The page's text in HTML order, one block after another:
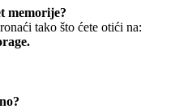
memorije?
tako što ćete otići na: